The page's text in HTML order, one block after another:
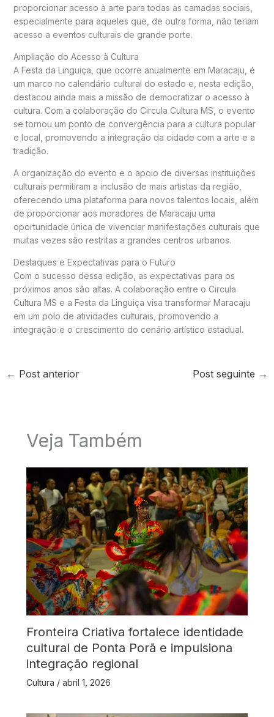
proporcionar acesso à arte para todas as camadas sociais,
especialmente para aqueles que, de outra forma, não teriam
acesso a eventos culturais de grande porte.
Ampliação do Acesso à Cultura
A Festa da Linguiça, que ocorre anualmente em Maracaju, é
um marco no calendário cultural do estado e, nesta edição,
destacou ainda mais a missão de democratizar o acesso à
cultura. Com a colaboração do Circula Cultura MS, o evento
se tornou um ponto de convergência para a cultura popular
e local, promovendo a integração da cidade com a arte e a
tradição.
A organização do evento e o apoio de diversas instituições
culturais permitiram a inclusão de mais artistas da região,
oferecendo uma plataforma para novos talentos locais, além
de proporcionar aos moradores de Maracaju uma
oportunidade única de vivenciar manifestações culturais que
muitas vezes são restritas a grandes centros urbanos.
Destaques e Expectativas para o Futuro
Com o sucesso dessa edição, as expectativas para os
próximos anos são altas. A colaboração entre o Circula
Cultura MS e a Festa da Linguiça visa transformar Maracaju
em um polo de atividades culturais, promovendo a
integração e o crescimento do cenário artístico estadual.
← Post anterior Post seguinte →
Veja Também
Fronteira Criativa fortalece identidade
cultural de Ponta Porã e impulsiona
integração regional
Cultura / abril 1, 2026